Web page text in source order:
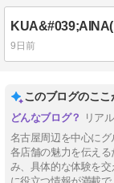
9日前
このブログのここ
リア
名古屋周辺を中心にグ
各店舗の魅力を伝え
み、具体的な体験を